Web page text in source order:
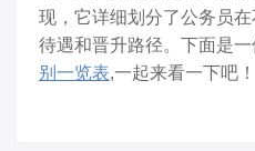
现，它详细划分了公务员在
待遇和晋升路径。下面是
别一览表,一起来看一下吧！